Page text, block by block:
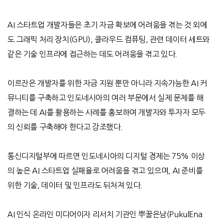
AI 스타트업 개발자들은 초기 자금 확보에 어려움을 겪는 것 외에
도 그래픽 처리 장치 (GPU), 클라우드 컴퓨팅
관련 데이터 세트와
같은 기술 인프라에 접근하는 데도 어려움을 겪고 있다.
이르잔은 개발자를 위한 자금 지원 뿐만 아니라 지속가능한AI 커
뮤니티를 구축하고 인도네시아의 여러 부문에서 실제 문제를 해
결하는 데
AI를 활용하는 사례를 홍보하여 개발자와 투자자 모두
의 신뢰를 구축해야 한다고 강조했다.
통신디지털부에 따르면 인도네시아의 디지털 경제는75% 이상
의 높은AI 스타트업 실패율로 어려움을 겪고 있으며 , AI 준비를
위한 기술 데이터 및 인프라도 뒤처져 있다.
AI 인식 온라인 미디어이자 리서치 기관인 뿌꿀은남(PukulEna